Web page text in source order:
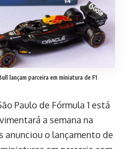
lançam parceira em miniatura de F1
Paulo de Fórmula 1 está
a semana na
anunciou o lançamento de